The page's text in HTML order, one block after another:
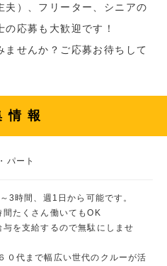
夫）、フリーター、シニアの
応募も大歓迎です！
せんか？ご応募お待ちして
情報
パート
3時間、週1日から可能です。
間たくさん働いてもOK
与を支給するので無駄にしませ
０代まで幅広い世代のクルーが活